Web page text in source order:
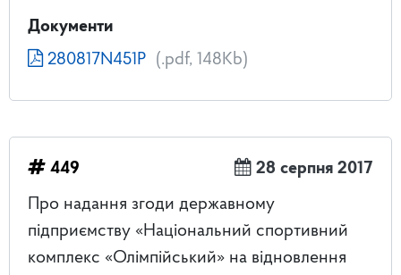
Документи
280817N451P (.pdf, 148Kb)
449
28 серпня 2017
Про надання згоди державному
підприємству «Національний спортивний
комплекс «Олімпійський» на відновлення